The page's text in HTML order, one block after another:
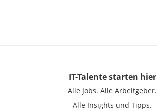
IT-Talentestarten hier
Alle Jobs. Alle Arbeitgeber.
Alle Insights und Tipps.